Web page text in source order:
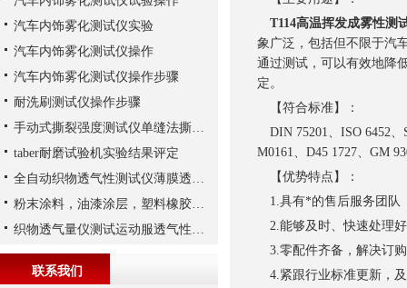
T114高温挥发成雾性测
象广泛，包括但不限于汽
通过测试，可以有效地降
定。
【符合标准】：
DIN 75201、ISO 6452、
M0161、D45 1727、GM
【优势特点】：
1.具有*的售后服务团队
2.能够及时、快速处理
3.零配件齐备，解决订
4.紧跟行业标准更新，
汽车内饰雾化测试仪实验
汽车内饰雾化测试仪操作
汽车内饰雾化测试仪操作步骤
耐洗刷测试仪操作步骤
手动式撕裂强度测试仪单缝法撕裂原理
taber耐磨试验机实验结果评定
全自动织物透气性测试仪薄膜透气性实验
粉末涂料，油漆涂层，塑料橡胶，印刷油墨氙灯试验标准
织物透气量仪测试运动服透气性解析
联系我们